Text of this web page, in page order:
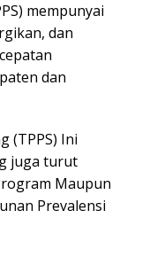
mempunyai
dan
dan
(TPPS) Ini
juga turut
Maupun
Prevalensi